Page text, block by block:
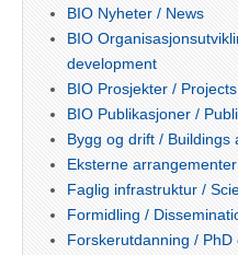
BIO Nyheter / News
BIO
development
BIO Prosjekter / Projects
BIO Publikasjoner /
Bygg og drift / Buildings
Eksterne
Faglig infrastruktur /
Formidling /
Forskerutdanning /